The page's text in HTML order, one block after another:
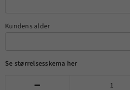
Kundens alder
Se størrelsesskema her
